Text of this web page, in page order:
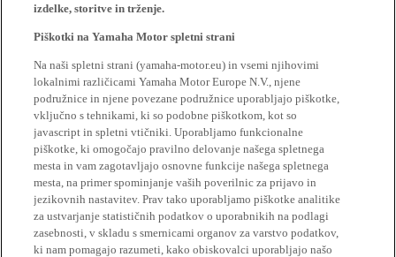
izdelke, storitve in trženje.
Piškotki na Yamaha Motor spletni strani
Na naši spletni strani (yamaha-motor.eu) in vsemi njihovimi
lokalnimi različicami Yamaha Motor Europe N.V., njene
podružnice in njene povezane podružnice uporabljajo piškotke,
vključno s tehnikami, ki so podobne piškotkom, kot so
javascript in spletni vtičniki. Uporabljamo funkcionalne
piškotke, ki omogočajo pravilno delovanje našega spletnega
mesta in vam zagotavljajo osnovne funkcije našega spletnega
mesta, na primer spominjanje vaših poverilnic za prijavo in
jezikovnih nastavitev. Prav tako uporabljamo piškotke analitike
za ustvarjanje statističnih podatkov o uporabnikih na podlagi
zasebnosti, v skladu s smernicami organov za varstvo podatkov,
ki nam pomagajo razumeti, kako obiskovalci uporabljajo našo